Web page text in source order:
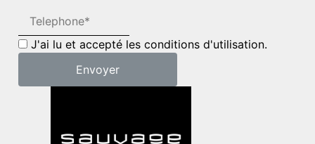
J'ai lu et accepté les conditions d'utilisation.